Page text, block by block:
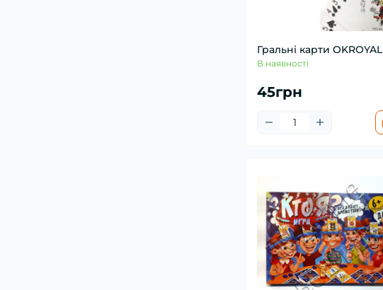
Гральні карти OKROYAL
В наявності
45грн